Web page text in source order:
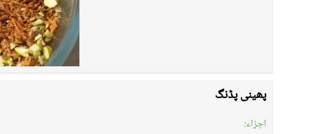
پھینی پڈنگ
اجزاء: